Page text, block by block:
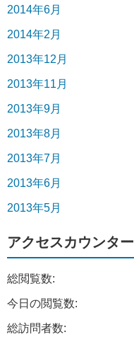
2014年6月
2014年2月
2013年12月
2013年11月
2013年9月
2013年8月
2013年7月
2013年6月
2013年5月
アクセスカウンター
総閲覧数:
今日の閲覧数:
総訪問者数: